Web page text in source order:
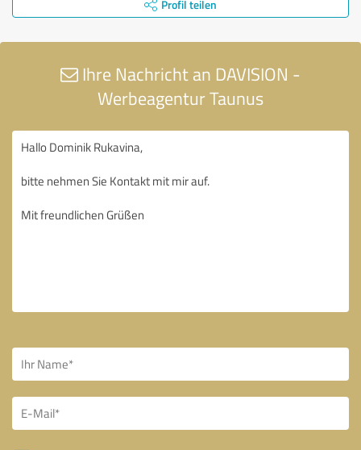
Profil teilen
Ihre Nachricht an DAVISION -
Werbeagentur Taunus